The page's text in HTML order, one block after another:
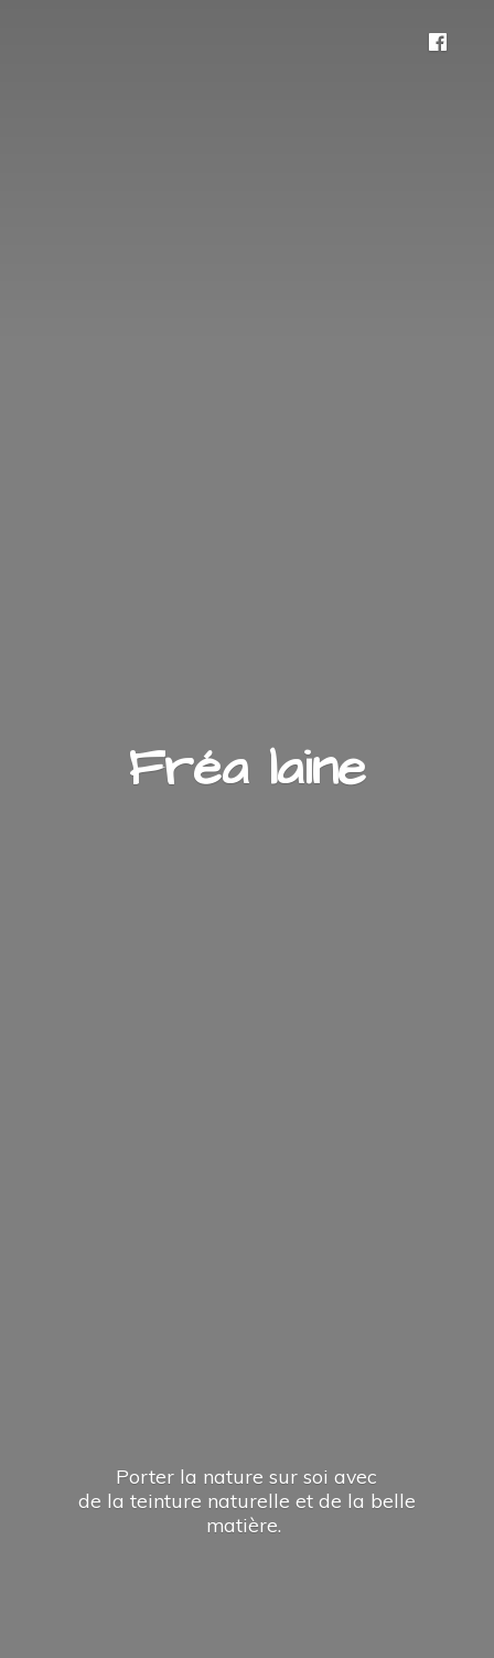
Fréa laine
Porter la nature sur soi avec
de la teinture naturelle et de la belle
matière.